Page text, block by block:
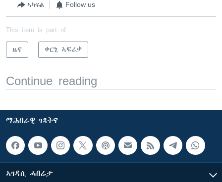
ኣካፍል Follow us
This item is part of
ዜና ቀርኒ ኣፍሪቃ
Continue reading
ማሕበራዊ ገጻትና
ኣገዳሲ ሓበሬታ